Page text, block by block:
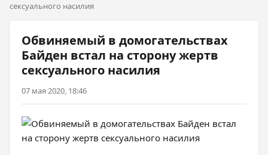
сексуального насилия
Обвиняемый в домогательствах
Байден встал на сторону жертв
сексуального насилия
07 мая 2020, 18:46